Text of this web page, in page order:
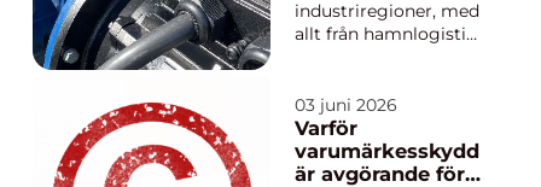
industriregioner, med
allt från hamnlogistik
livsmedelsproduktion
och sågverk. För att
fabriker, verkstäder
och processindustrier
03 juni 2026
Varför
varumärkesskydd
är avgörande för